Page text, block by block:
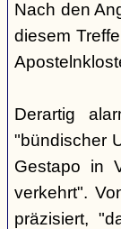
Nach den
diesem
Derartig
"bündischer
Gestapo in
verkehrt".
präzisiert,